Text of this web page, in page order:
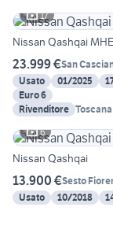
17
Nissan Qashqai
23.999 €San
Usato
01/2025
Euro 6
Rivenditore
6
Nissan Qashqai
13.900 €Sesto
Usato
10/2018